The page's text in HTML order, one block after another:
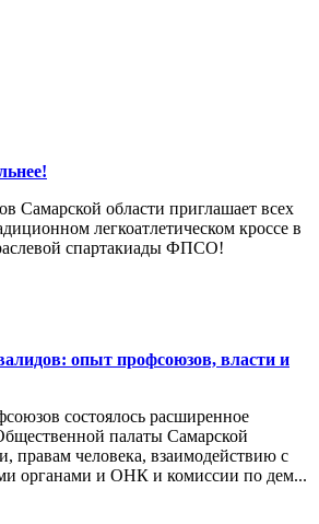
Самарской области приглашает всех
легкоатлетическом кроссе в
спартакиады ФПСО!
опыт профсоюзов, власти и
состоялось расширенное
палаты Самарской
правам человека, взаимодействию с
органами и ОНК и комиссии по дем...